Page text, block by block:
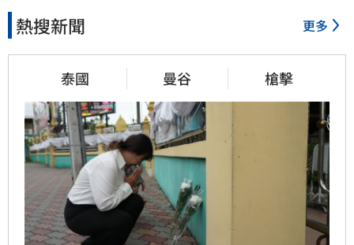
熱搜新聞 更多
泰國 曼谷 槍擊